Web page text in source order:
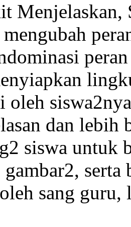
oleh
dan lebih
siswa untuk
gambar2,
sang